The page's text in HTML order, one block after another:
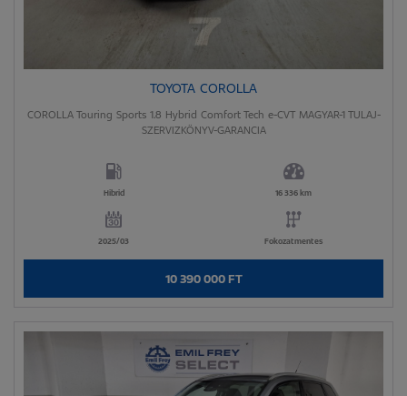
TOYOTA COROLLA
COROLLA Touring Sports 1.8 Hybrid Comfort Tech e-CVT MAGYAR-1 TULAJ-
SZERVIZKÖNYV-GARANCIA
Hibrid 16 336 km
2025/03 Fokozatmentes
10 390 000 FT